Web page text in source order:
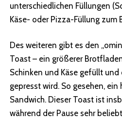
unterschiedlichen Füllungen
Käse- oder Pizza-Füllung zum
Des weiteren gibt es den
Toast – ein größerer
Schinken und Käse gefüllt
gepresst wird. So gesehen,
Sandwich. Dieser Toast ist
während der Pause sehr beliebt